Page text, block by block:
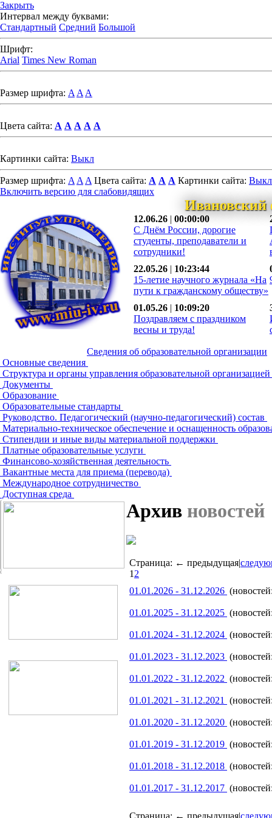
Закрыть
Интервал между буквами:
Стандартный Средний Большой
Шрифт:
Arial Times New Roman
Размер шрифта: A A A
Цвета сайта: A A A A A
Картинки сайта: Выкл
Размер шрифта: A A A Цвета сайта: A A A Картинки сайта: Выкл
Включить версию для слабовидящих
12.06.26 | 00:00:00
С Днём России, дорогие
студенты, преподаватели и
сотрудники!
22.05.26 | 10:23:44
15-летие научного журнала «На
пути к гражданскому обществу»
01.05.26 | 10:09:20
Поздравляем с праздником
весны и труда!
Сведения об образовательной организации
Основные сведения
Структура и органы управления образовательной организацией
Документы
Образование
Образовательные стандарты
Руководство. Педагогический (научно-педагогический) состав
Материально-техническое обеспечение и оснащенность
Стипендии и иные виды материальной поддержки
Платные образовательные услуги
Финансово-хозяйственная деятельность
Вакантные места для приема (перевода)
Международное сотрудничество
Доступная среда
Архив новостей
Страница: ← предыдущая|
12
01.01.2026 - 31.12.2026
01.01.2025 - 31.12.2025
01.01.2024 - 31.12.2024
01.01.2023 - 31.12.2023
01.01.2022 - 31.12.2022
01.01.2021 - 31.12.2021
01.01.2020 - 31.12.2020
01.01.2019 - 31.12.2019
01.01.2018 - 31.12.2018
01.01.2017 - 31.12.2017